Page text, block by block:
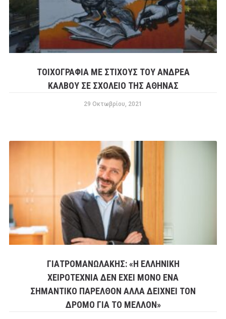
ΤΟΙΧΟΓΡΑΦΊΑ ΜΕ ΣΤΊΧΟΥΣ ΤΟΥ ΑΝΔΡΈΑ
ΚΆΛΒΟΥ ΣΕ ΣΧΟΛΕΊΟ ΤΗΣ ΑΘΉΝΑΣ
29 Οκτωβρίου, 2021
ΓΙΑΤΡΟΜΑΝΩΛΆΚΗΣ: «Η ΕΛΛΗΝΙΚΉ
ΧΕΙΡΟΤΕΧΝΊΑ ΔΕΝ ΈΧΕΙ ΜΌΝΟ ΈΝΑ
ΣΗΜΑΝΤΙΚΌ ΠΑΡΕΛΘΌΝ ΑΛΛΆ ΔΕΊΧΝΕΙ ΤΟΝ
ΔΡΌΜΟ ΓΙΑ ΤΟ ΜΈΛΛΟΝ»